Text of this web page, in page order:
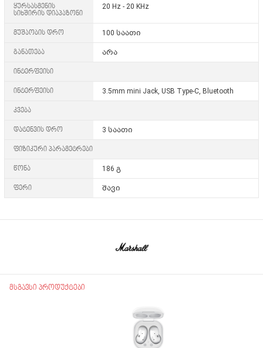
ყურსასმენის
სიხშირის დიაპაზონი
20 Hz - 20 KHz
მუშაობის დრო 100 საათი
განათება არა
ინტერფეისი
ინტერფეისი 3.5mm mini Jack, USB Type-C, Bluetooth
კვება
დატენვის დრო 3 საათი
ფიზიკური პარამეტრები
წონა 186 გ
ფერი შავი
მსგავსი პროდუქტები